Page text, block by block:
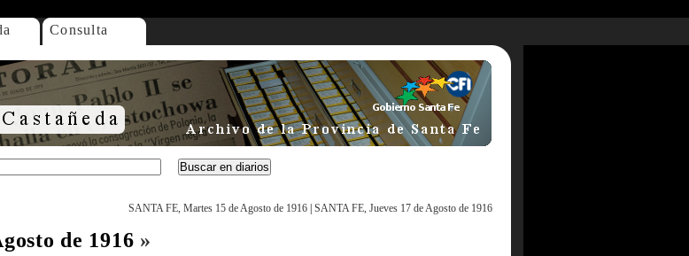
Consulta
SANTA FE, Martes 15 de Agosto de 1916 SANTA FE, Jueves 17 de Agosto de 1916
de 1916 »